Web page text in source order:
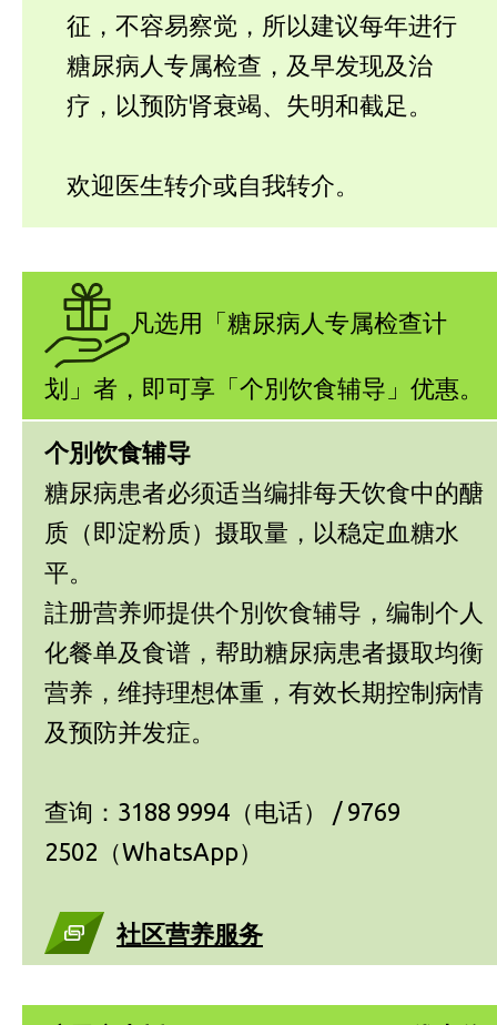
征，不容易察觉，所以建议每年进行
糖尿病人专属检查，及早发现及治
疗，以预防肾衰竭、失明和截足。
欢迎医生转介或自我转介。
凡选用「糖尿病人专属检查计
划」者，即可享「个別饮食辅导」优惠。
个別饮食辅导
糖尿病患者必须适当编排每天饮食中的醣
质（即淀粉质）摄取量，以稳定血糖水
平。
註册营养师提供个別饮食辅导，编制个人
化餐单及食谱，帮助糖尿病患者摄取均衡
营养，维持理想体重，有效长期控制病情
及预防并发症。
查询：3188 9994（电话） / 9769
2502（WhatsApp）
社区营养服务